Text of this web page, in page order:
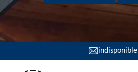
indisponible